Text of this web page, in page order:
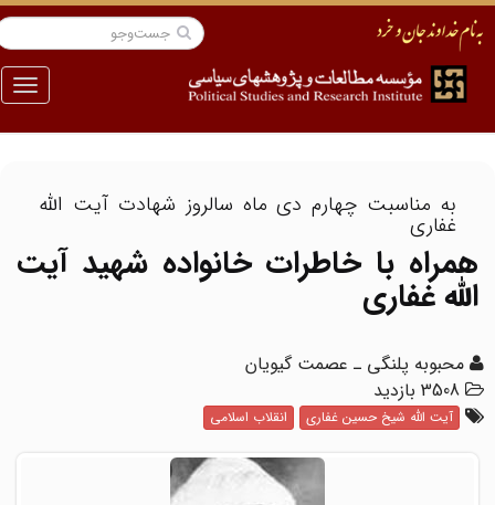
منو
به مناسبت چهارم دی ماه سالروز شهادت آیت الله
غفاری
همراه با خاطرات خانواده شهید آیت
الله غفاری
محبوبه پلنگی ـ عصمت گیویان
3508 بازدید
آیت الله شیخ حسین غفاری انقلاب اسلامی